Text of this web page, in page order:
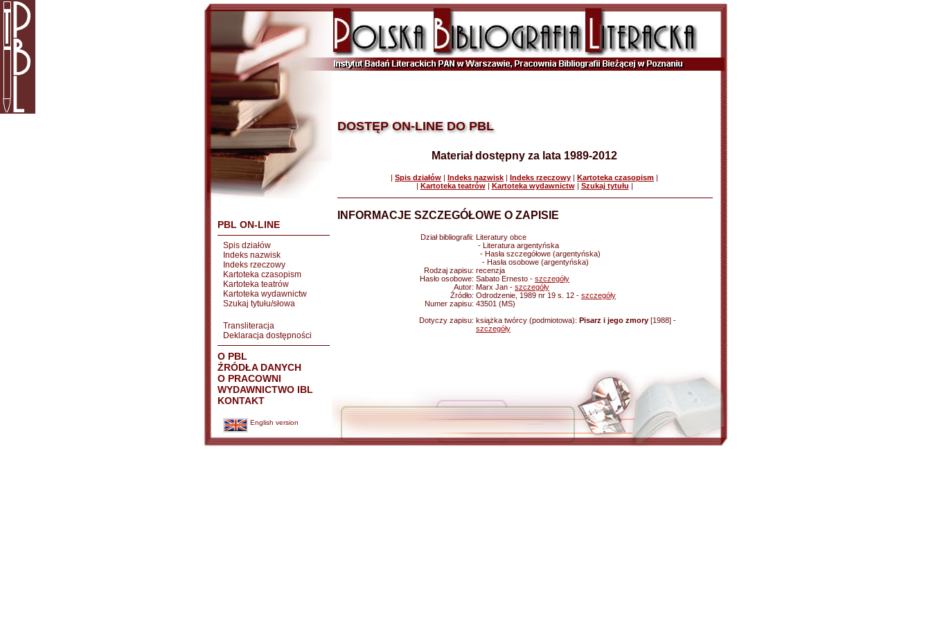
PBL ON-LINE
Spis działów
Indeks nazwisk
Indeks rzeczowy
Kartoteka czasopism
Kartoteka teatrów
Kartoteka wydawnictw
Szukaj tytułu/słowa
Transliteracja
Deklaracja dostępności
O PBL
ŹRÓDŁA DANYCH
O PRACOWNI
WYDAWNICTWO IBL
KONTAKT
English version
DOSTĘP ON-LINE DO PBL
Materiał dostępny za lata 1989-2012
| Spis działów | Indeks nazwisk | Indeks rzeczowy | Kartoteka czasopism |
| Kartoteka teatrów| Kartoteka wydawnictw| Szukaj tytułu |
INFORMACJE SZCZEGÓŁOWE O ZAPISIE
Dział bibliografii: Literatury obce
- Literatura argentyńska
- Hasła szczegółowe (argentyńska)
- Hasła osobowe (argentyńska)
Rodzaj zapisu: recenzja
Hasło osobowe: Sabato Ernesto - szczegóły
Autor: Marx Jan - szczegóły
Źródło: Odrodzenie, 1989 nr 19 s. 12 - szczegóły
Numer zapisu: 43501 (MS)
Dotyczy zapisu: książka twórcy (podmiotowa): Pisarz i jego zmory [1988] -
szczegóły